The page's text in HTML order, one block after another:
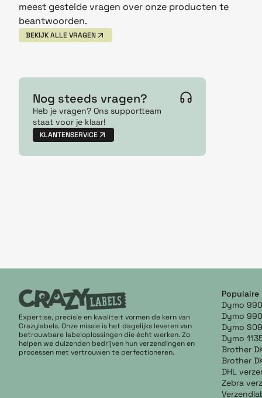
meest gestelde vragen over onze producten te
beantwoorden.
BEKIJK ALLE VRAGEN
Nog steeds vragen?
Heb je vragen? Ons supportteam
staat voor je klaar!
KLANTENSERVICE
Expertise, precisie en kwaliteit vormen de kern van
Crazylabels. Onze missie is het dagelijks leveren van
betrouwbare labeloplossingen die écht werken. Zo
helpen we duizenden bedrijven hun verzendingen en
processen met vertrouwen te perfectioneren.
Dymo
Dymo
Dymo
Dymo
Brother
Brother
DHL
Zebra